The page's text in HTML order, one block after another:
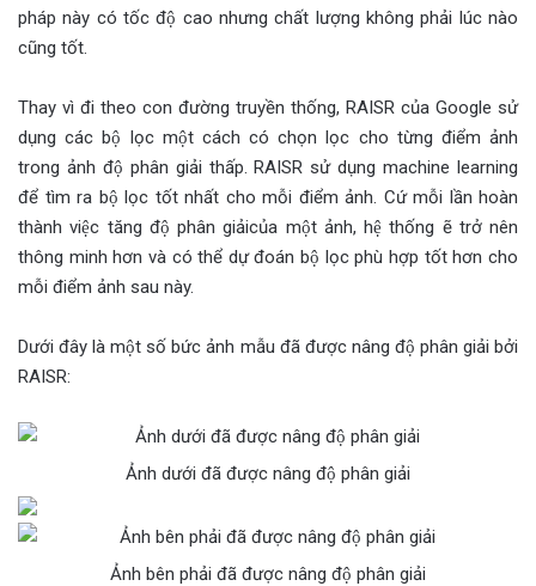
pháp này có tốc độ cao nhưng chất lượng không phải lúc nào
cũng tốt.
Thay vì đi theo con đường truyền thống, RAISR của Google sử
dụng các bộ lọc một cách có chọn lọc cho từng điểm ảnh
trong ảnh độ phân giải thấp. RAISR sử dụng machine learning
để tìm ra bộ lọc tốt nhất cho mỗi điểm ảnh. Cứ mỗi lần hoàn
thành việc tăng độ phân giảicủa một ảnh, hệ thống ẽ trở nên
thông minh hơn và có thể dự đoán bộ lọc phù hợp tốt hơn cho
mỗi điểm ảnh sau này.
Dưới đây là một số bức ảnh mẫu đã được nâng độ phân giải bởi
RAISR:
Ảnh dưới đã được nâng độ phân giải
Ảnh bên phải đã được nâng độ phân giải